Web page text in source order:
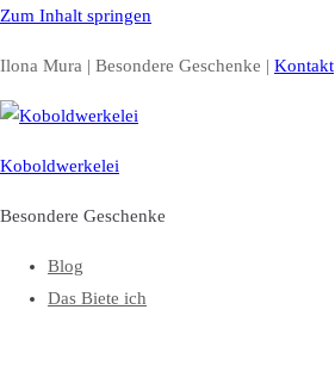
Zum Inhalt springen
Ilona Mura | Besondere Geschenke | Kontakt
Koboldwerkelei
Besondere Geschenke
Blog
Das Biete ich